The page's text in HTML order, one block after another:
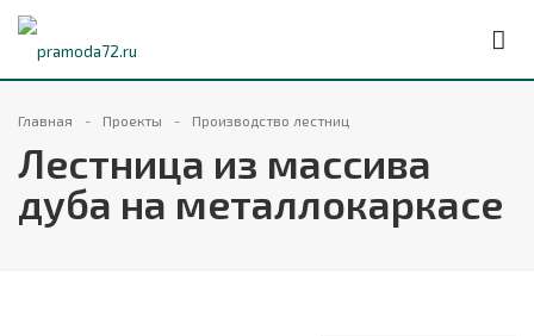
Главная Проекты Производство лестниц
Лестница из массива
дуба на металлокаркасе